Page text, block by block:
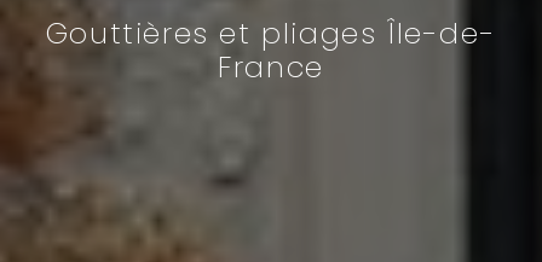
Gouttières et pliages Île-de-
France